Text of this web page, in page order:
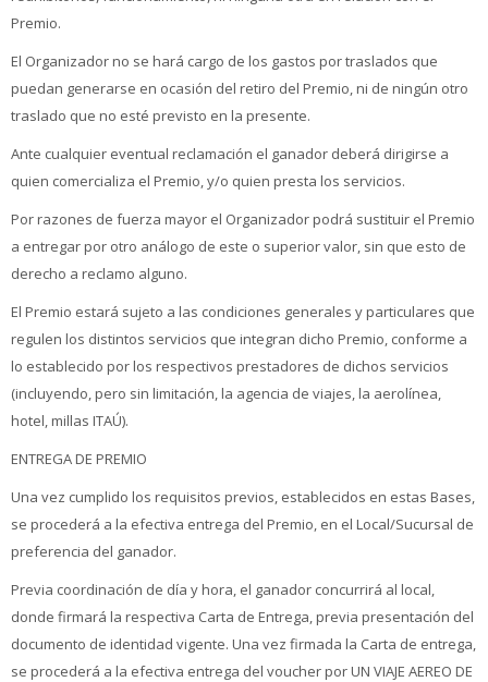
Premio.
El Organizador no se hará cargo de los gastos por traslados que
puedan generarse en ocasión del retiro del Premio, ni de ningún otro
traslado que no esté previsto en la presente.
Ante cualquier eventual reclamación el ganador deberá dirigirse a
quien comercializa el Premio, y/o quien presta los servicios.
Por razones de fuerza mayor el Organizador podrá sustituir el Premio
a entregar por otro análogo de este o superior valor, sin que esto de
derecho a reclamo alguno.
El Premio estará sujeto a las condiciones generales y particulares que
regulen los distintos servicios que integran dicho Premio, conforme a
lo establecido por los respectivos prestadores de dichos servicios
(incluyendo, pero sin limitación, la agencia de viajes, la aerolínea,
hotel, millas ITAÚ).
ENTREGA DE PREMIO
Una vez cumplido los requisitos previos, establecidos en estas Bases,
se procederá a la efectiva entrega del Premio, en el Local/Sucursal de
preferencia del ganador.
Previa coordinación de día y hora, el ganador concurrirá al local,
donde firmará la respectiva Carta de Entrega, previa presentación del
documento de identidad vigente. Una vez firmada la Carta de entrega,
se procederá a la efectiva entrega del voucher por UN VIAJE AEREO DE